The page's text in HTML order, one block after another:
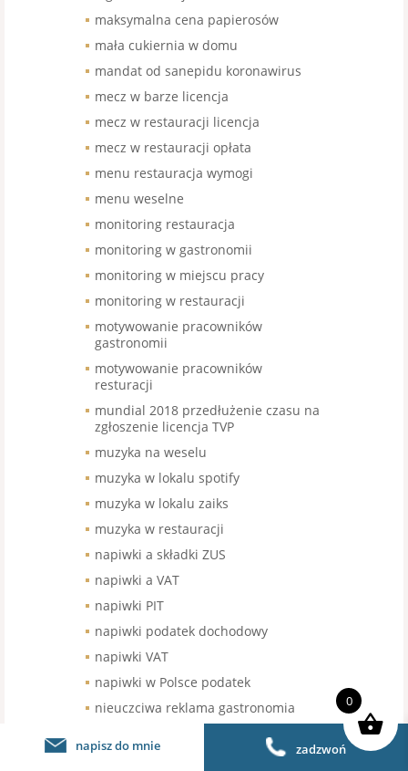
maksymalna cena papierosów
mała cukiernia w domu
mandat od sanepidu koronawirus
mecz w barze licencja
mecz w restauracji licencja
mecz w restauracji opłata
menu restauracja wymogi
menu weselne
monitoring restauracja
monitoring w gastronomii
monitoring w miejscu pracy
monitoring w restauracji
motywowanie pracowników
gastronomii
motywowanie pracowników
resturacji
mundial 2018 przedłużenie czasu na
zgłoszenie licencja TVP
muzyka na weselu
muzyka w lokalu spotify
muzyka w lokalu zaiks
muzyka w restauracji
napiwki a składki ZUS
napiwki a VAT
napiwki PIT
napiwki podatek dochodowy
napiwki VAT
napiwki w Polsce podatek
nieuczciwa reklama gastronomia
nieuczciwe praktyki rynkowe
niezarejstrowany znak towarowy
napisz do mnie zadzwoń
0